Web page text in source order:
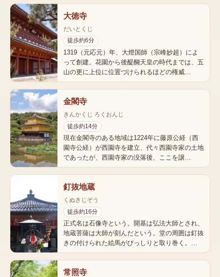
大徳寺
だいとくじ
徒歩約6分
1319（元応元）年、大燈国師（宗峰妙超）によ
って創建。花園から後醍醐天皇の時代までは、五
山の更に上位に位置づけられるほどの権威…
金閣寺
きんかくじ ろくおんじ
徒歩約14分
現在金閣寺のある地域は1224年に藤原公経（西
園寺公経）が西園寺を建立、代々西園寺家の土地
であったが、西園寺家の没落後、ここを譲…
釘抜地蔵
くぬきじぞう
徒歩約16分
正式名は石像寺という。開基は弘法大師とされ、
地蔵菩薩は大師が刻んだという。堂の周囲は釘抜
きの付けられた絵馬がびっしりと取り巻く。…
常照寺